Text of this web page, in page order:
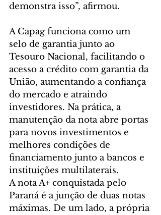
demonstra isso”, afirmou.
A Capag funciona como um
selo de garantia junto ao
Tesouro Nacional, facilitando o
acesso a crédito com garantia da
União, aumentando a confiança
do mercado e atraindo
investidores. Na prática, a
manutenção da nota abre portas
para novos investimentos e
melhores condições de
financiamento junto a bancos e
instituições multilaterais.
A nota A+ conquistada pelo
Paraná é a junção de duas notas
máximas. De um lado, a própria